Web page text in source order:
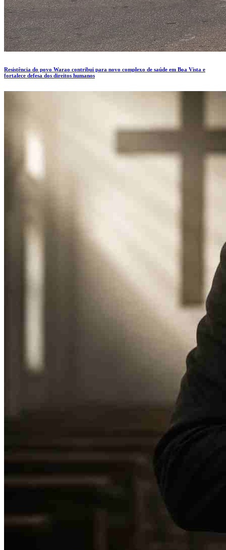
Resistência do povo Warao contribui para novo complexo de saúde em Boa Vista e
fortalece defesa dos direitos humanos